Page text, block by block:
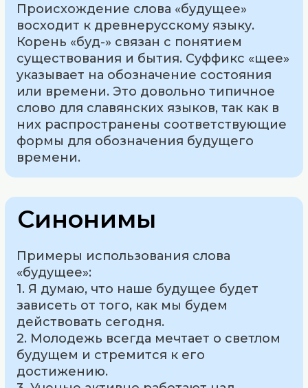
Происхождение слова «будущее»
восходит к древнерусскому языку.
Корень «буд-» связан с понятием
существования и бытия. Суффикс «щее»
указывает на обозначение состояния
или времени. Это довольно типичное
слово для славянских языков, так как в
них распространены соответствующие
формы для обозначения будущего
времени.
Синонимы
Примеры использования слова
«будущее»:
1. Я думаю, что наше будущее будет
зависеть от того, как мы будем
действовать сегодня.
2. Молодежь всегда мечтает о светлом
будущем и стремится к его
достижению.